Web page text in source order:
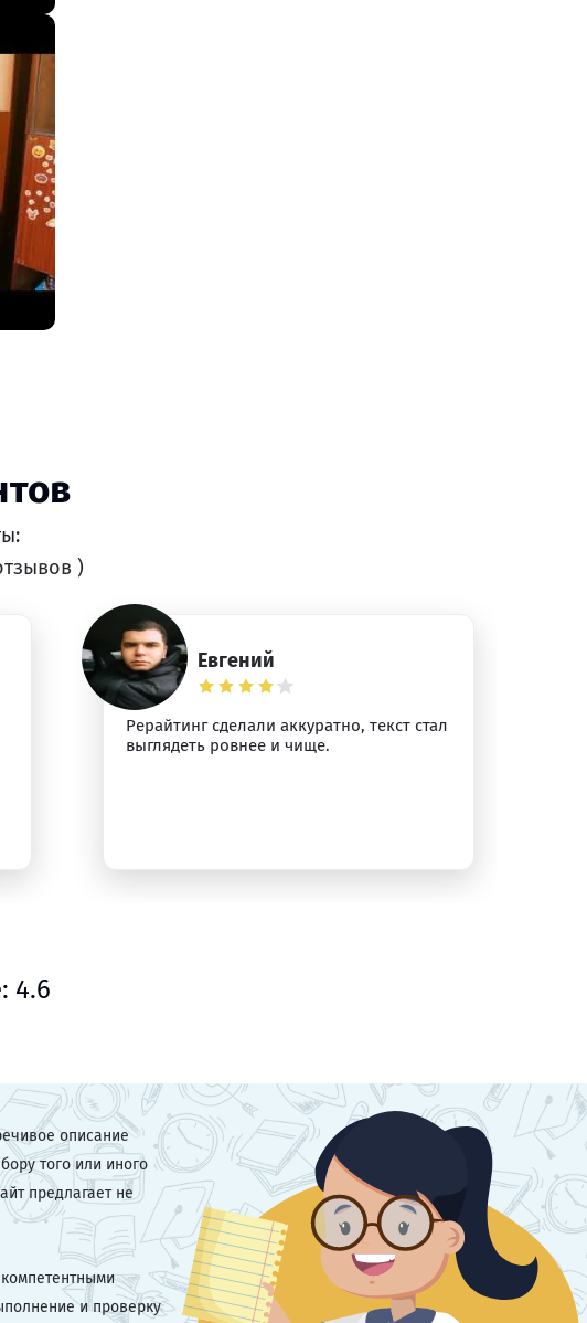
)
Евгений
Рерайтинг сделали аккуратно, текст стал
выглядеть ровнее и чище.
4.6
описание
того или иного
предлагает не
и проверку